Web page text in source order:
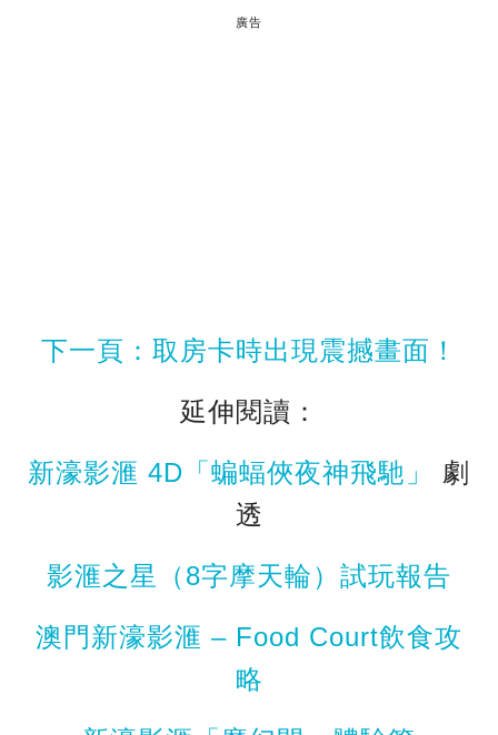
廣告
下一頁：取房卡時出現震撼畫面！
延伸閱讀：
新濠影滙 4D「蝙蝠俠夜神飛馳」 劇
透
影滙之星（8字摩天輪）試玩報告
澳門新濠影滙 – Food Court飲食攻
略